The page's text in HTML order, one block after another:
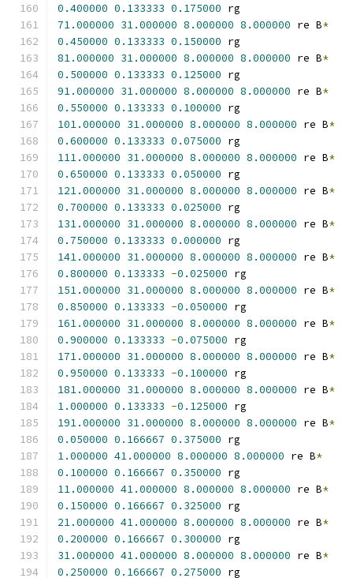
0.400000 0.133333 0.175000 rg
71.000000 31.000000 8.000000 8.000000 re B*
0.450000 0.133333 0.150000 rg
81.000000 31.000000 8.000000 8.000000 re B*
0.500000 0.133333 0.125000 rg
91.000000 31.000000 8.000000 8.000000 re B*
0.550000 0.133333 0.100000 rg
101.000000 31.000000 8.000000 8.000000 re B*
0.600000 0.133333 0.075000 rg
111.000000 31.000000 8.000000 8.000000 re B*
0.650000 0.133333 0.050000 rg
121.000000 31.000000 8.000000 8.000000 re B*
0.700000 0.133333 0.025000 rg
131.000000 31.000000 8.000000 8.000000 re B*
0.750000 0.133333 0.000000 rg
141.000000 31.000000 8.000000 8.000000 re B*
0.800000 0.133333 -0.025000 rg
151.000000 31.000000 8.000000 8.000000 re B*
0.850000 0.133333 -0.050000 rg
161.000000 31.000000 8.000000 8.000000 re B*
0.900000 0.133333 -0.075000 rg
171.000000 31.000000 8.000000 8.000000 re B*
0.950000 0.133333 -0.100000 rg
181.000000 31.000000 8.000000 8.000000 re B*
1.000000 0.133333 -0.125000 rg
191.000000 31.000000 8.000000 8.000000 re B*
0.050000 0.166667 0.375000 rg
1.000000 41.000000 8.000000 8.000000 re B*
0.100000 0.166667 0.350000 rg
11.000000 41.000000 8.000000 8.000000 re B*
0.150000 0.166667 0.325000 rg
21.000000 41.000000 8.000000 8.000000 re B*
0.200000 0.166667 0.300000 rg
31.000000 41.000000 8.000000 8.000000 re B*
0.250000 0.166667 0.275000 rg